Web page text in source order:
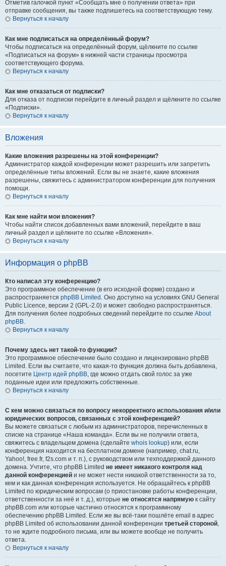
Отметив галочкой пункт «Сообщать мне о получении ответа» при
отправке сообщения, вы также подпишетесь на соответствующую тему.
Вернуться к началу
Как мне подписаться на определённый форум?
Чтобы подписаться на определённый форум, щёлкните по ссылке
«Подписаться на форум» в нижней части страницы просмотра
соответствующего форума.
Вернуться к началу
Как мне отказаться от подписки?
Для отказа от подписки перейдите в личный раздел и щёлкните по ссылке
«Подписки».
Вернуться к началу
Вложения
Какие вложения разрешены на этой конференции?
Администратор каждой конференции может разрешить или запретить
определённые типы вложений. Если вы не знаете, какие вложения
разрешены, свяжитесь с администратором конференции для получения
помощи.
Вернуться к началу
Как мне найти мои вложения?
Чтобы найти список добавленных вами вложений, перейдите в ваш
личный раздел и щёлкните по ссылке «Вложения».
Вернуться к началу
Информация о phpBB
Кто написал эту конференцию?
Это программное обеспечение (в его исходной форме) создано и
распространяется phpBB Limited . Оно доступно на условиях GNU General
Public Licence, версии 2 (GPL-2.0) и может свободно распространяться.
Для получения более подробных сведений перейдите по ссылке About
phpBB.
Вернуться к началу
Почему здесь нет такой-то функции?
Это программное обеспечение было создано и лицензировано phpBB
Limited. Если вы считаете, что какая-то функция должна быть добавлена,
посетите Центр идей phpBB, где можно отдать свой голос за уже
поданные идеи или предложить собственные.
Вернуться к началу
С кем можно связаться по вопросу некорректного использования и/или
юридических вопросов, связанных с этой конференцией?
Вы можете связаться с любым из администраторов, перечисленных в
списке на странице «Наша команда». Если вы не получили ответа,
свяжитесь с владельцем домена (сделайте whois lookup) или, если
конференция находится на бесплатном домене (например, chat.ru,
Yahoo!, free.fr, f2s.com и т. п.), с руководством или техподдержкой данного
домена. Учтите, что phpBB Limited не имеет никакого контроля над
данной конференцией и не может нести никакой ответственности за то,
кем и как данная конференция используется. Не обращайтесь к phpBB
Limited по юридическим вопросам (о приостановке работы конференции,
ответственности за неё и т. д.), которые не относятся напрямую к сайту
phpBB.com или которые частично относятся к программному
обеспечению phpBB Limited. Если же вы всё-таки пошлёте email в адрес
phpBB Limited об использовании данной конференции третьей стороной,
то не ждите подробного письма, или вы можете вообще не получить
ответа.
Вернуться к началу